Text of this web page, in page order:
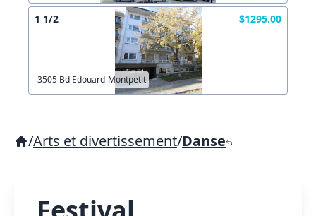
1 1/2 $1295.00
3505 Bd Edouard-Montpetit
/Arts et divertissement/Danse